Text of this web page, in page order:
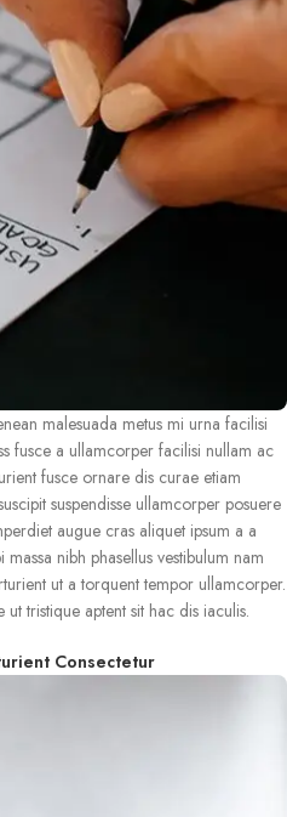
malesuada metus mi urna facilisi
fusce a ullamcorper facilisi nullam ac
fusce ornare dis curae etiam
suspendisse ullamcorper posuere
augue cras aliquet ipsum a a
nibh phasellus vestibulum nam
ut a torquent tempor ullamcorper.
tristique aptent sit hac dis iaculis.
Consectetur